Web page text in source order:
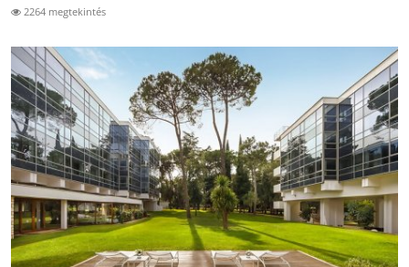
2264 megtekintés